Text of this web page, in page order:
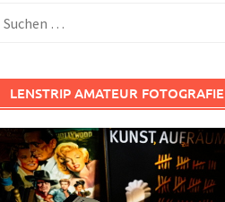
nach:
LENSTRIP AMATEUR FOTOGRAFIE